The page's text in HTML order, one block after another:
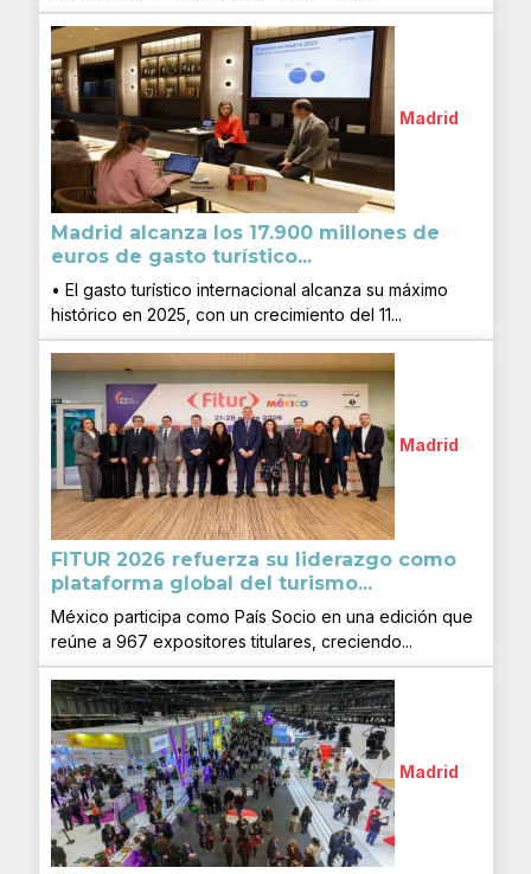
Madrid
Madrid alcanza los 17.900 millones de
euros de gasto turístico...
• El gasto turístico internacional alcanza su máximo
histórico en 2025, con un crecimiento del 11...
Madrid
FITUR 2026 refuerza su liderazgo como
plataforma global del turismo...
México participa como País Socio en una edición que
reúne a 967 expositores titulares, creciendo...
Madrid